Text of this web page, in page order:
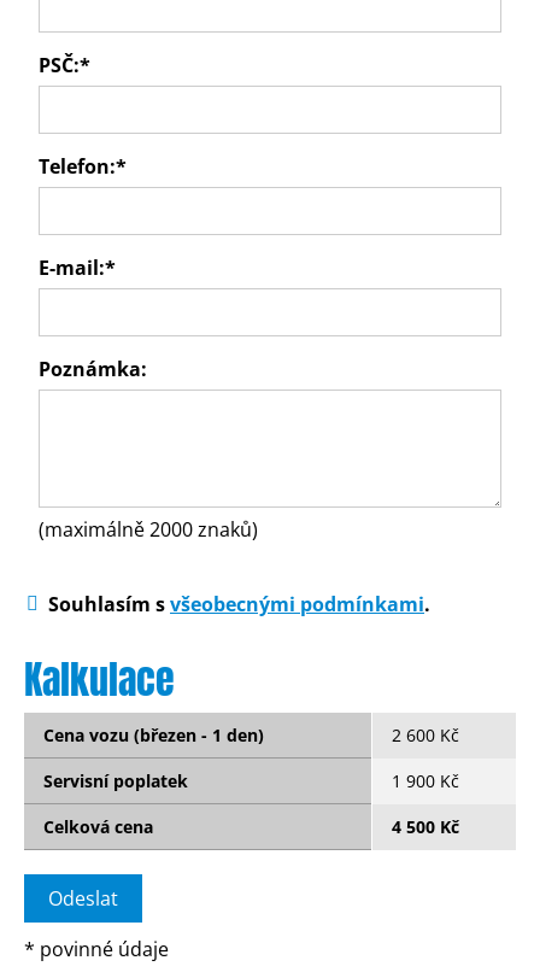
PSČ:*
Telefon:*
E-mail:*
Poznámka:
(maximálně 2000 znaků)
Souhlasím svšeobecnými podmínkami.
Kalkulace
Cena vozu (březen - 1 den)
2 600 Kč
Servisní poplatek
1 900 Kč
Celková cena
4 500 Kč
* povinné údaje